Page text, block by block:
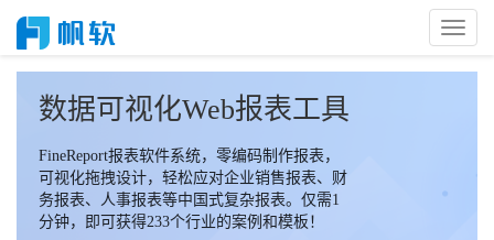
Toggle
数据可视化Web报表工具
FineReport报表软件系统，零编码制作报表，
可视化拖拽设计，轻松应对企业销售报表、财
务报表、人事报表等中国式复杂报表。仅需1
分钟，即可获得233个行业的案例和模板！